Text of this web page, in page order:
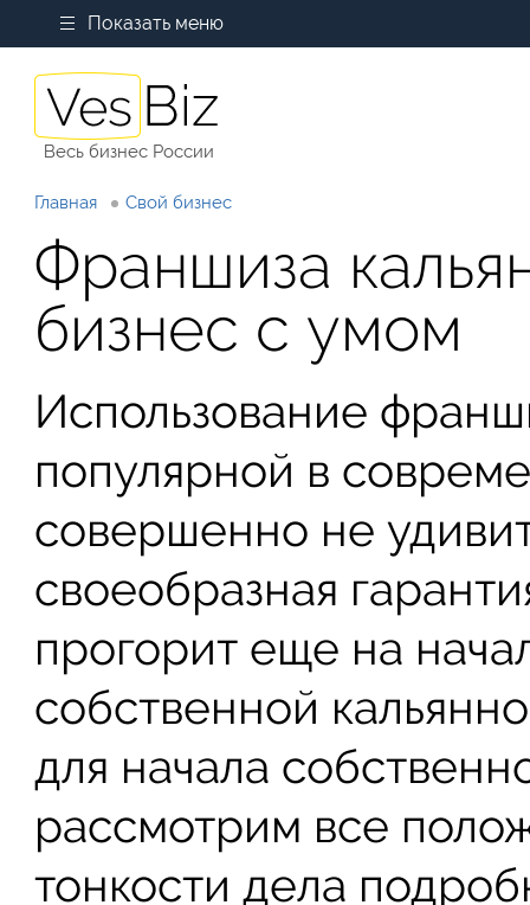
Показать меню
Весь бизнес России
Главная Свой бизнес
Франшиза
бизнес с умом
Использование
популярной в
совершенно не
своеобразная
прогорит еще на
собственной
для начала
рассмотрим все
тонкости дела